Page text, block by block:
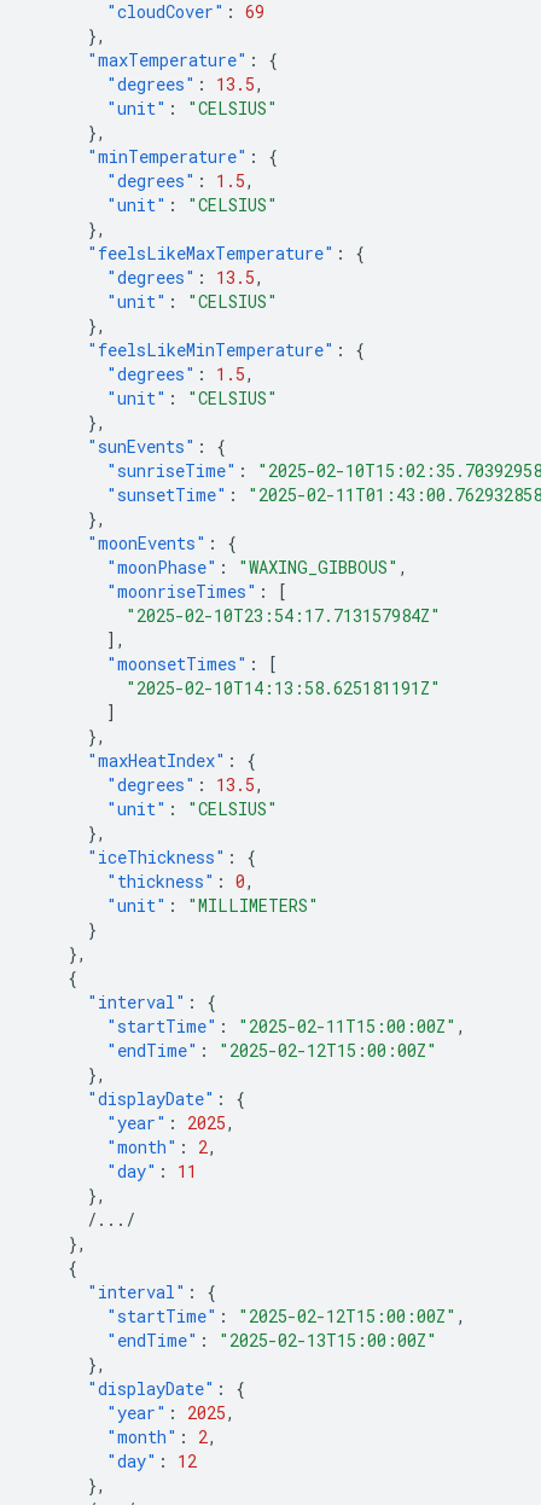
"cloudCover" : 69
},
"maxTemperature" :
{
"degrees" : 13.5,
"unit" :
"CELSIUS"
},
"minTemperature" :
{
"degrees" : 1.5,
"unit" :
"CELSIUS"
},
"feelsLikeMaxTemperature" :
{
"degrees" : 13.5,
"unit" :
"CELSIUS"
},
"feelsLikeMinTemperature" :
{
"degrees" : 1.5,
"unit" :
"CELSIUS"
},
"sunEvents" :
{
"sunriseTime" :
"2025-02-
"sunsetTime" :
"2025-02-
},
"moonEvents" :
{
"moonPhase" : "WAXING_GIBBOUS" ,
"moonriseTimes" :
[
"2025-02-10T23:54:17.713157984Z"
],
"moonsetTimes" :
[
"2025-02-10T14:13:58.625181191Z"
]
},
"maxHeatIndex" :
{
"degrees" : 13.5,
"unit" :
"CELSIUS"
},
"iceThickness" :
{
"thickness" : 0,
"unit" :
"MILLIMETERS"
}
},
{
"interval" :
{
"startTime" : "2025-02-11T15:00:00Z" ,
"endTime" :
"2025-02-12T15:00:00Z"
},
"displayDate" :
{
"year" : 2025,
"month" : 2,
"day" :
11
},
/.../
},
{
"interval" :
{
"startTime" : "2025-02-12T15:00:00Z" ,
"endTime" :
"2025-02-13T15:00:00Z"
},
"displayDate" :
{
"year" : 2025,
"month" : 2,
"day" :
12
},